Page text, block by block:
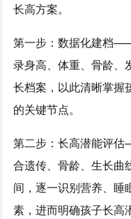
长高方案。
第一步：数据化建档
录身高、体重、骨龄、
长档案，以此清晰掌握
的关键节点。
第二步：长高潜能评
合遗传、骨龄、生长曲
间，逐一识别营养、睡
素，进而明确孩子长高